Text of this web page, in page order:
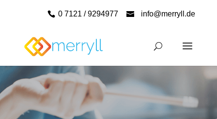
0 7121 / 9294977 info@merryll.de